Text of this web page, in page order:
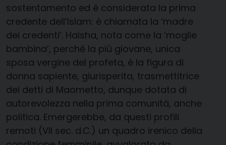
sostentamento ed è considerata la prima
credente dell’Islam: è chiamata la ‘madre
dei credenti’. Haisha, nota come la ‘moglie
bambina’, perché la più giovane, unica
sposa vergine del profeta, è la figura di
donna sapiente, giurisperita, trasmettitrice
dei detti di Maometto, dunque dotata di
autorevolezza nella prima comunità, anche
politica. Emergerebbe, da questi profili
remoti (VII sec. d.C.) un quadro irenico della